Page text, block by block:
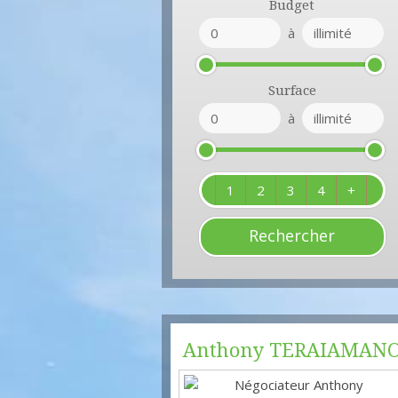
Budget
à
Surface
à
1 2 3 4 +
Anthony